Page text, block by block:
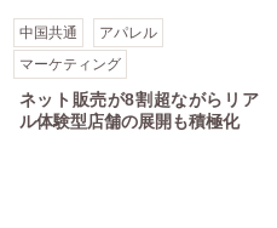
中国共通
アパレル
マーケティング
ネット販売が8割超ながらリア
ル体験型店舗の展開も積極化